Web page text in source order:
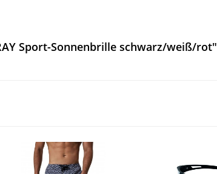
Sport-Sonnenbrille schwarz/weiß/rot"